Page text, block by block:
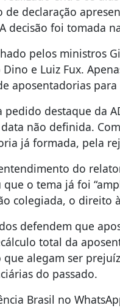
declaração
decisão foi tomada
pelos ministros
e Luiz Fux.
aposentadorias
pedido destaque da
não definida.
já formada, pela
do
o tema já foi
colegiada, o direito
defendem que
total da
alegam ser
do passado.
Brasil no